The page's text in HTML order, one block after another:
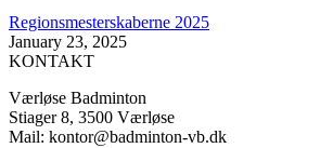
Regionsmesterskaberne 2025
January 23, 2025
KONTAKT
Værløse Badminton
Stiager 8, 3500 Værløse
Mail: kontor@badminton-vb.dk